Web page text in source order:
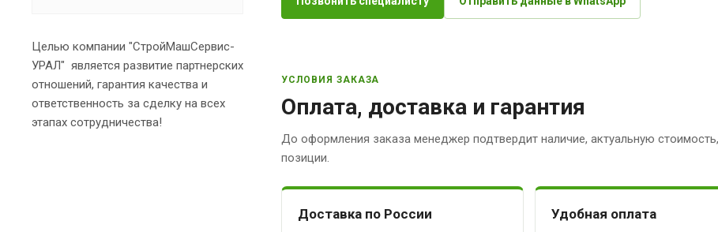
УСЛОВИЯ ЗАКАЗА
Оплата, доставка и гарантия
До оформления заказа менеджер подтвердит наличие, актуальную
позиции.
Доставка по России Удобная оплата
Целью компании "СтройМашСервис-
УРАЛ" является развитие партнерских
отношений, гарантия качества и
ответственность за сделку на всех
этапах сотрудничества!